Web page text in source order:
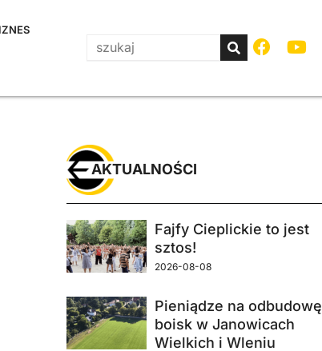
Fajfy Cieplickie to jest
sztos!
2026-08-08
Pieniądze na odbudowę
boisk w Janowicach
Wielkich i Wleniu
AKTUALNOŚCI